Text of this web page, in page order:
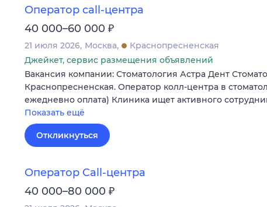
Оператор call-центра
40 000–60 000 ₽
21 июля 2026 Москва
Краснопресненская
Джейкет, сервис размещения объявлений
Вакансия компании: Стоматология Астра Дент
Краснопресненская. Оператор колл‑центра в
ежедневно оплата) Клиника ищет активного
Показать ещё
Откликнуться
Оператор Call-центра
40 000–80 000 ₽